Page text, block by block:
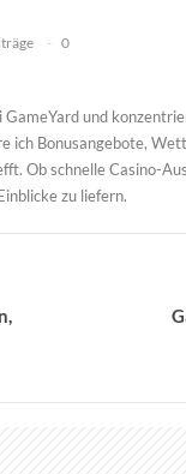
0
und
ich Bonusangebote,
Ob schnelle Casino-
zu liefern.